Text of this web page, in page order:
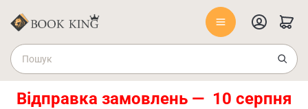
Відправка замовлень — 10 серпня